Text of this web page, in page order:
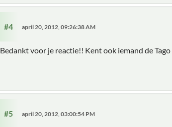
#4 april 20, 2012, 09:26:38 AM
Bedankt voor je reactie!! Kent ook iemand de Tago
#5 april 20, 2012, 03:00:54 PM